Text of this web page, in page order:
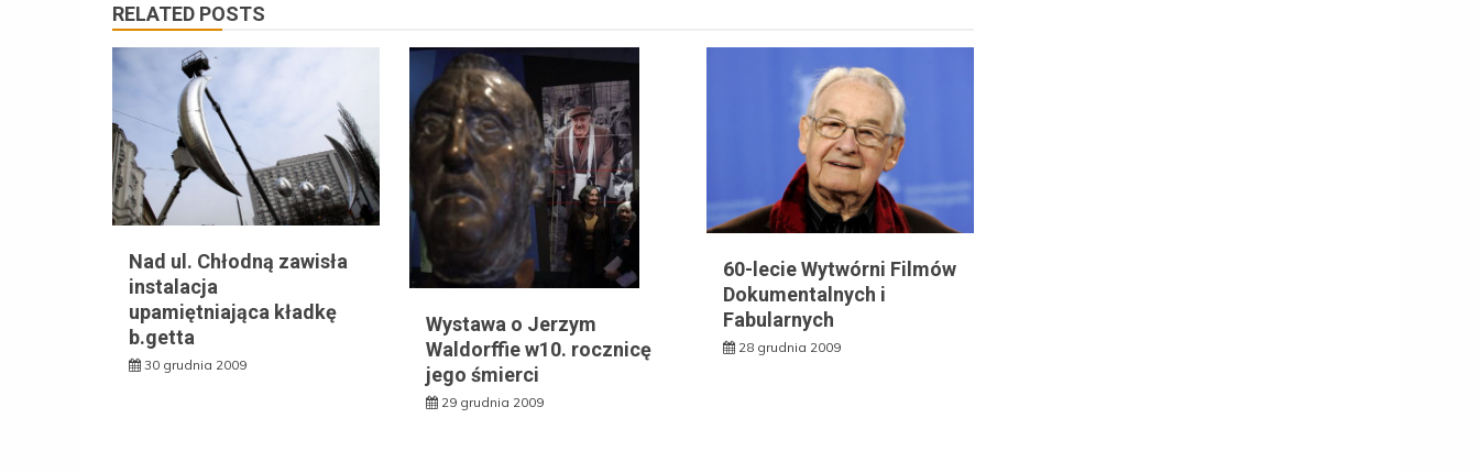
RELATED POSTS
Nad ul. Chłodną zawisła
instalacja
upamiętniająca kładkę
b.getta
30 grudnia 2009
Wystawa o Jerzym
Waldorffie w10. rocznicę
jego śmierci
29 grudnia 2009
60-lecie Wytwórni Filmów
Dokumentalnych i
Fabularnych
28 grudnia 2009